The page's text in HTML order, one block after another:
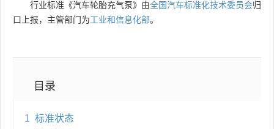
国外标准 技术委员会
行业标准《汽车轮胎充气泵》由全国汽车标准化技术委员会归
口上报，主管部门为工业和信息化部。
目录
1 标准状态